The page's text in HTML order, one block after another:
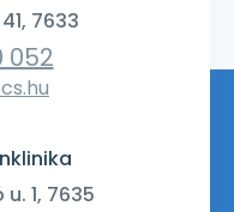
7633
052
1, 7635